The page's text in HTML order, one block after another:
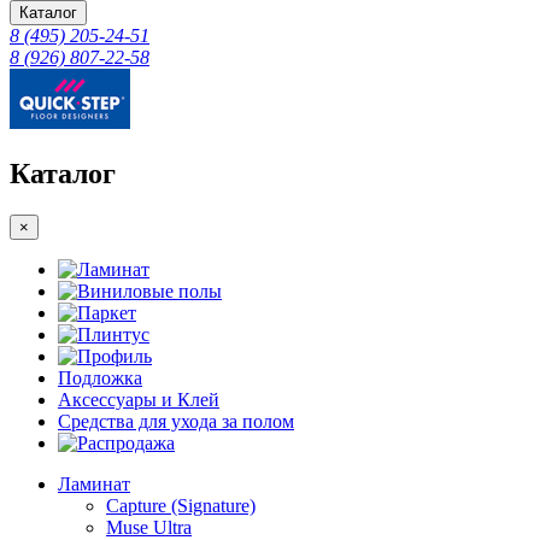
Каталог
8 (495) 205-24-51
8 (926) 807-22-58
Каталог
×
Ламинат
Виниловые полы
Паркет
Плинтус
Профиль
Подложка
Аксессуары и Клей
Средства для ухода за полом
Распродажа
Ламинат
Capture (Signature)
Muse Ultra